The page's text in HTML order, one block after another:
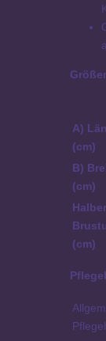
A)
(cm)
B)
(cm)
Halber
(cm)